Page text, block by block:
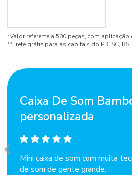
*Valor referente a 500 peças, com aplicação
**Frete grátis para as capitais do PR, SC, RS,
Caixa De Som
personalizada
Mini caixa de som com muita
de som de gente grande.